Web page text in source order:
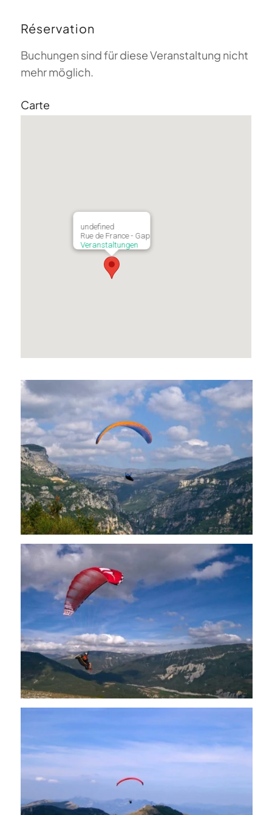
Réservation
Buchungen sind für diese Veranstaltung nicht
mehr möglich.
Carte
undefined
Rue de France - Gap
Veranstaltungen